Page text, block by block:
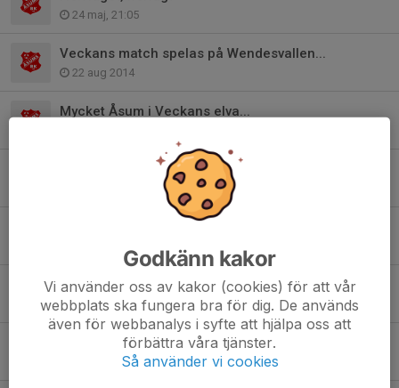
24 maj, 21:05
Veckans match spelas på Wendesvallen...
22 aug 2014
Mycket Åsum i Veckans elva...
Adam in och Adam ut....
Jacob Helgesson tar välförtjänt plats i Allstarlaget!
3 aug 2014
Ogge och Chrille lirar Allstarmatch
10 jul 2014
Godkänn kakor
Vi använder oss av kakor (cookies) för att vår
webbplats ska fungera bra för dig. De används
även för webbanalys i syfte att hjälpa oss att
förbättra våra tjänster.
Så använder vi cookies